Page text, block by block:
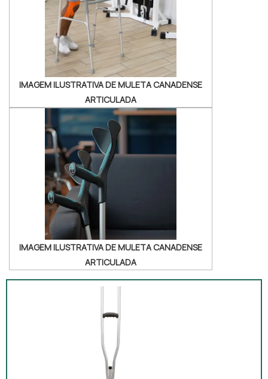
leve e anatômico, além de ser ajustável,
torna esse equipamento uma escolha
prática e funcional.
IMAGEM ILUSTRATIVA DE MULETA CANADENSE
ARTICULADA
IMAGEM ILUSTRATIVA DE MULETA CANADENSE
ARTICULADA